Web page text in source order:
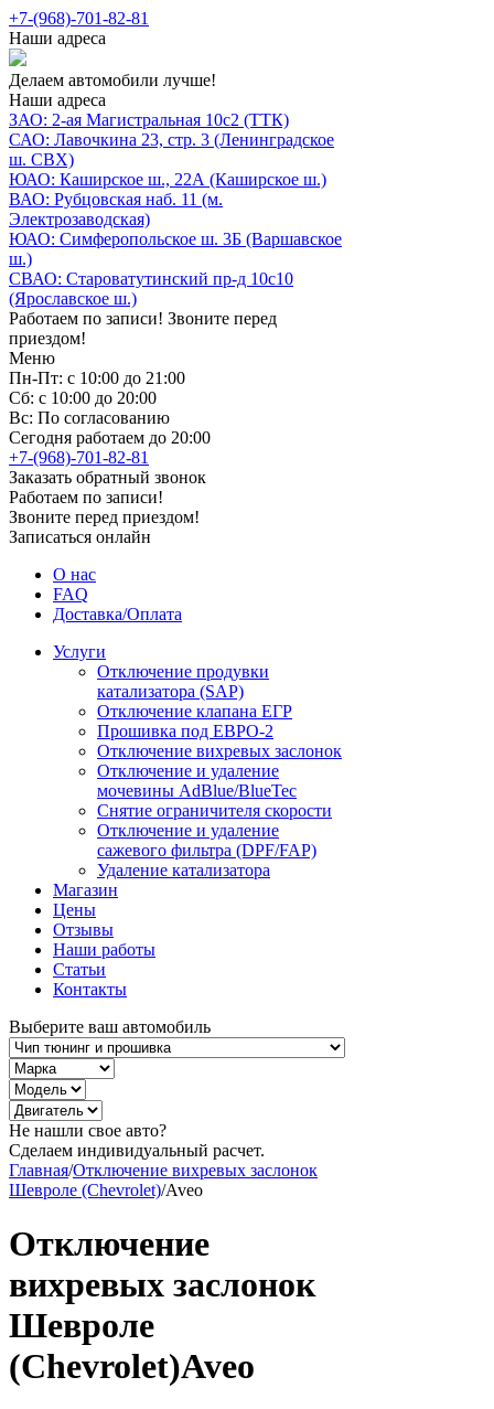
+7-(968)-701-82-81
Наши адреса
Делаем автомобили лучше!
Наши адреса
ЗАО: 2-ая Магистральная 10с2 (ТТК)
САО: Лавочкина 23, стр. 3 (Ленинградское
ш. СВХ)
ЮАО: Каширское ш., 22А (Каширское ш.)
ВАО: Рубцовская наб. 11 (м.
Электрозаводская)
ЮАО: Симферопольское ш. 3Б (Варшавское
ш.)
СВАО: Староватутинский пр-д 10с10
(Ярославское ш.)
Работаем по записи! Звоните перед
приездом!
Меню
Пн-Пт: с 10:00 до 21:00
Сб: с 10:00 до 20:00
Вс: По согласованию
Сегодня работаем до 20:00
+7-(968)-701-82-81
Заказать обратный звонок
Работаем по записи!
Звоните перед приездом!
Записаться онлайн
О нас
FAQ
Доставка/Оплата
Услуги
Отключение продувки
катализатора (SAP)
Отключение клапана ЕГР
Прошивка под ЕВРО-2
Отключение вихревых заслонок
Отключение и удаление
мочевины AdBlue/BlueTec
Снятие ограничителя скорости
Отключение и удаление
сажевого фильтра (DPF/FAP)
Удаление катализатора
Магазин
Цены
Отзывы
Наши работы
Статьи
Контакты
Выберите ваш автомобиль
Не нашли свое авто?
Сделаем индивидуальный расчет.
Главная/Отключение вихревых заслонок
Шевроле (Chevrolet)/Aveo
Отключение
вихревых заслонок
Шевроле
(Chevrolet)Aveo